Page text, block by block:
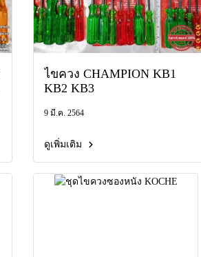
ไขควง CHAMPION KB1
KB2 KB3
9 มี.ค. 2564
ดูเพิ่มเติม